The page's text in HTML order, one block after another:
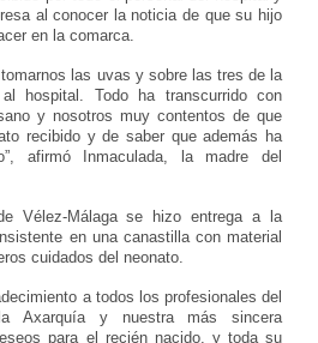
al conocer la noticia de que su hijo
en la comarca.
las uvas y sobre las tres de la
hospital. Todo ha transcurrido con
y nosotros muy contentos de que
recibido y de saber que además ha
afirmó Inmaculada, la madre del
Vélez-Málaga se hizo entrega a la
en una canastilla con material
cuidados del neonato.
a todos los profesionales del
Axarquía y nuestra más sincera
para el recién nacido, y toda su